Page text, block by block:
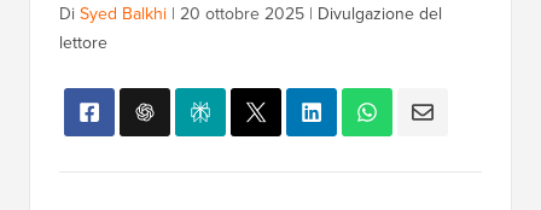
DiSyed Balkhi | 20 ottobre 2025 | Divulgazione del
lettore